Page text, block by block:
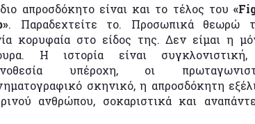
απροσδόκητο είναι και το τέλος του
. Παραδεχτείτε το. Προσωπικά θεωρώ
κορυφαία στο είδος της. Δεν είμαι η
Η ιστορία είναι
υπέροχη, οι
σκηνικό, η απροσδόκητη
ανθρώπου, σοκαριστικά και